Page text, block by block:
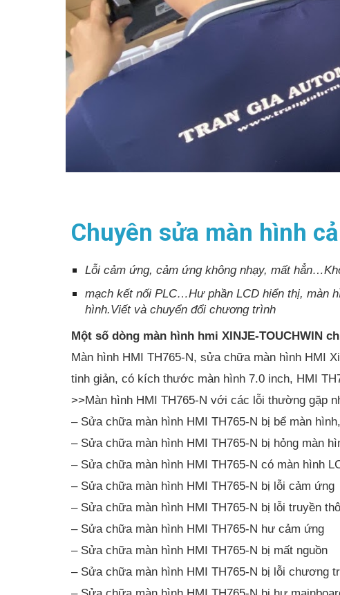
Chuyên sửa màn hình
Lỗi cảm ứng, cảm ứng không nhạy, mất
mạch kết nối PLC…Hư phần LCD hiển thị, màn
hình.Viết và chuyển đổi chương trình
Một số dòng màn hình hmi XINJE-TOUCHWIN
Màn hình HMI TH765-N, sửa chữa màn hình HMI
tinh giản, có kích thước màn hình 7.0 inch, HMI
>>Màn hình HMI TH765-N với các lỗi thường gặp
– Sửa chữa màn hình HMI TH765-N bị bể màn
– Sửa chữa màn hình HMI TH765-N bị hỏng màn
– Sửa chữa màn hình HMI TH765-N có màn hình
– Sửa chữa màn hình HMI TH765-N bị lỗi cảm ứng
– Sửa chữa màn hình HMI TH765-N bị lỗi truyền
– Sửa chữa màn hình HMI TH765-N hư cảm ứng
– Sửa chữa màn hình HMI TH765-N bị mất nguồn
– Sửa chữa màn hình HMI TH765-N bị lỗi chương